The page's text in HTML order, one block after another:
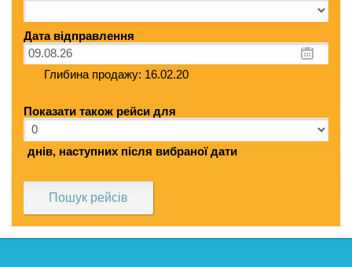
Дата відправлення
Глибина продажу: 16.02.20
Показати також рейси для
днів, наступних після вибраної дати
Пошук рейсів